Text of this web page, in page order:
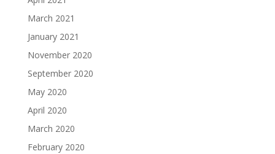
March 2021
January 2021
November 2020
September 2020
May 2020
April 2020
March 2020
February 2020